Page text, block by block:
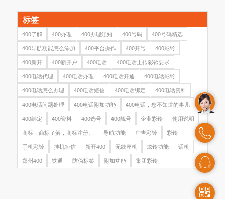
标签
400了解 400办理 400办理须知 400号码
400号码精选
400导航功能怎么添加
400平台操作 400开号
400彩铃
400新开
400新开户 400电话
400电话上传彩铃要求
400电话代理
400电话办理 400电话开通
400电话彩铃
400电话怎么办理
400电话短信 400电话绑定
400电话资料
400电话问题处理
400电话附加功能
400电话，您不知道的事儿
400绑定
400资料 400选号 400靓号 企业彩铃
使用说明
商标，商标了解，商标注册。
导航功能 广告彩铃
彩铃
手机彩铃
挂机短信 新开400 无线座机 炫铃功能
话机
郑州400
铁通 防伪标签 附加功能 集团彩铃